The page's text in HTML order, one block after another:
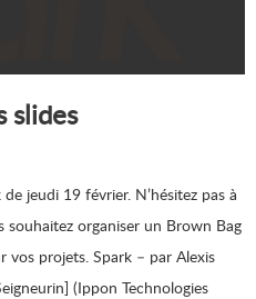
slides
jeudi 19 février. N’hésitez pas à
organiser un Brown Bag
vos projets. Spark – par Alexis
(Ippon Technologies